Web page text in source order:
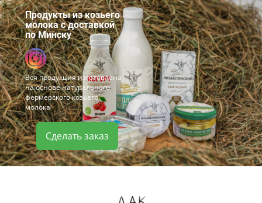
Продукты из козьего
молока с доставкой
​по Минску
Вся продукция изготовлена
на основе натурального
фермерского козьего
молока
Сделать заказ